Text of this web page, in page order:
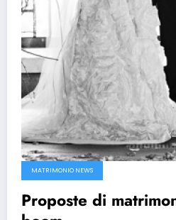
MATRIMONIO NEWS
Proposte di